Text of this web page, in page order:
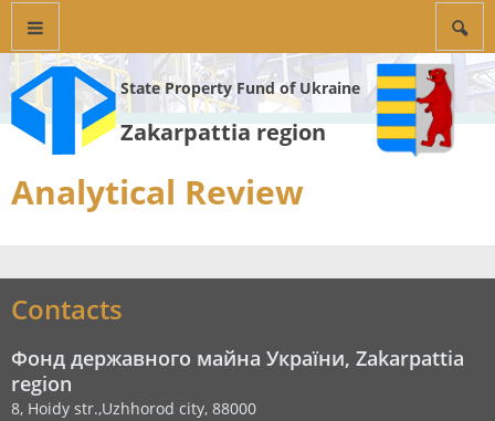
State Property Fund of Ukraine
Zakarpattia region
Analytical Review
Contacts
Фонд державного майна України, Zakarpattia
region
8, Hoidy str.,Uzhhorod city, 88000